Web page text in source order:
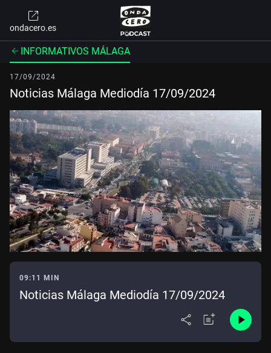
ondacero.es
INFORMATIVOS MÁLAGA
17/09/2024
Noticias Málaga Mediodía 17/09/2024
09:11 MIN
Noticias Málaga Mediodía 17/09/2024